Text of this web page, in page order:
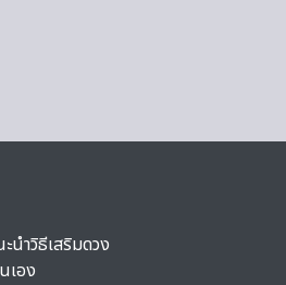
นำวิธีเสริมดวง
เอง